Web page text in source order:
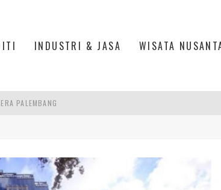
INDUSTRI & JASA WISATA
PALEMBANG
BERKELANJUTAN